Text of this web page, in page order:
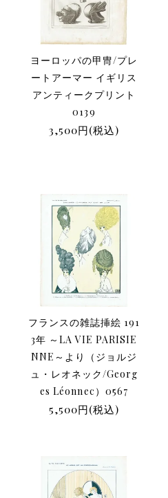
ヨーロッパの甲冑/プレ
ートアーマー イギリス
アンティークプリント
0139
3,500円(税込)
フランスの雑誌挿絵 191
3年 ～LA VIE PARISIE
NNE～より（ジョルジ
ュ・レオネック/Georg
es Léonnec）0567
5,500円(税込)